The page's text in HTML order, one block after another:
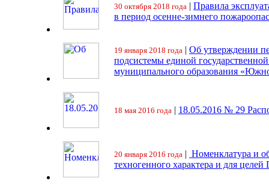
30 октября 2018 года | Правила
в период осенне-зимнего
19 января 2018 года | Об утверждении
подсистемы единой
муниципального образования
18 мая 2016 года | 18.05.2016 № 29
20 января 2016 года | Номенклатура и
техногенного характера и для целей